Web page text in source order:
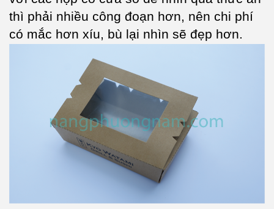
thì phải nhiều công đoạn hơn, nên chi phí
có mắc hơn xíu, bù lại nhìn sẽ đẹp hơn.